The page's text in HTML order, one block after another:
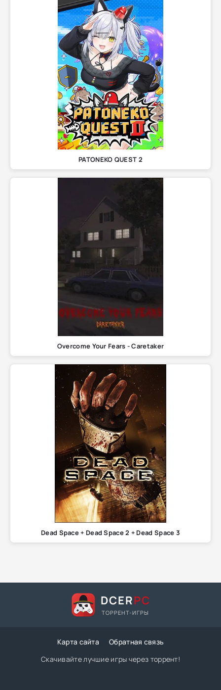
PATONEKO QUEST 2
Overcome Your Fears - Caretaker
Dead Space + Dead Space 2 + Dead Space 3
DCERPC
ТОРРЕНТ-ИГРЫ
Карта сайта
Обратная связь
Скачивайте лучшие игры через торрент!